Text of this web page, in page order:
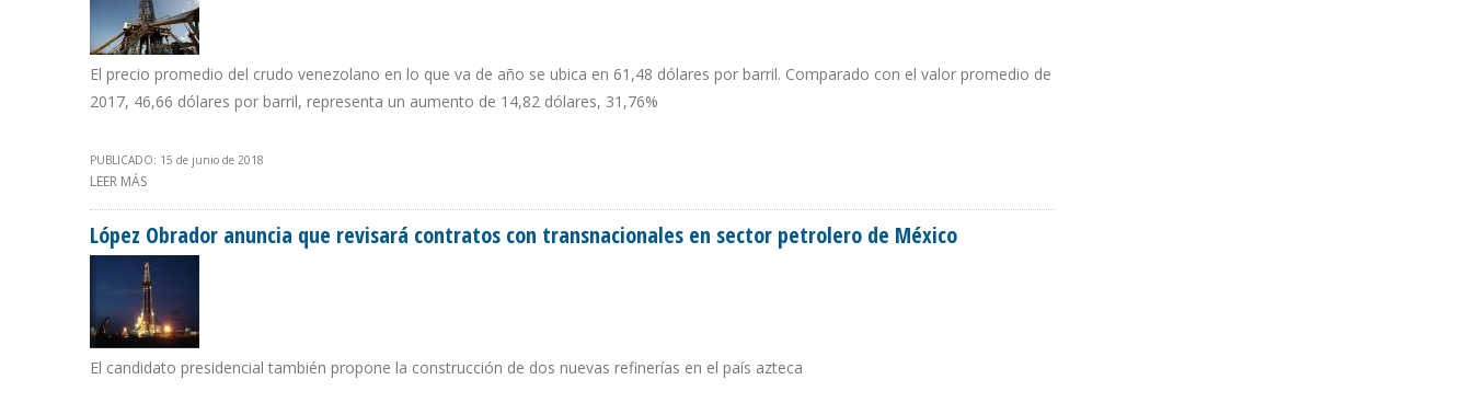
El precio promedio del crudo venezolano en lo que va de año se ubica en 61,48 dólares por barril. Comparado con el valor promedio de
2017, 46,66 dólares por barril, representa un aumento de 14,82 dólares, 31,76%
PUBLICADO: 15 de junio de 2018
LEER MÁS
López Obrador anuncia que revisará contratos con transnacionales en sector petrolero de México
El candidato presidencial también propone la construcción de dos nuevas refinerías en el país azteca